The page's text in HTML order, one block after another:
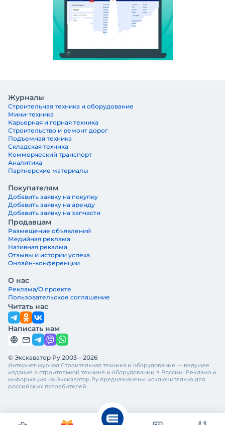
Журналы
Строительная техника и оборудование
Мини-техника
Карьерная и горная техника
Строительство и ремонт дорог
Подъемная техника
Складская техника
Коммерческий транспорт
Аналитика
Партнерские материалы
Покупателям
Добавить заявку на покупку
Добавить заявку на аренду
Добавить заявку на запчасти
Продавцам
Размещение объявлений
Медийная реклама
Нативная рекалма
Отзывы и истории успеха
Онлайн-конференции
О нас
Реклама/О проекте
Пользовательское соглашение
Читать нас
Написать нам
© Экскаватор Ру 2003—2026
Интернет-журнал Строительная техника и оборудование — ведущее
издание о строительной технике и оборудовании в России. Реклама и
информация на Экскаватор.Ру предназначены исключительно для
российских потребителей.